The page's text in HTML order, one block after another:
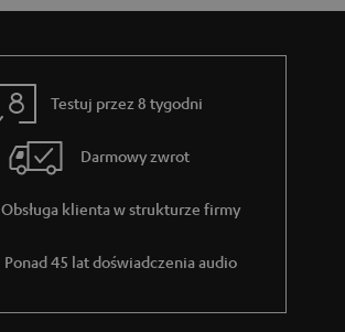
Testuj przez 8 tygodni
Darmowy zwrot
Obsługa klienta w strukturze firmy
Ponad 45 lat doświadczenia audio